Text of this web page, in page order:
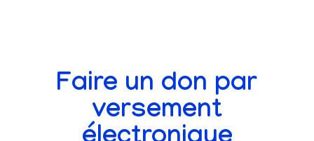
Faire un don par
versement